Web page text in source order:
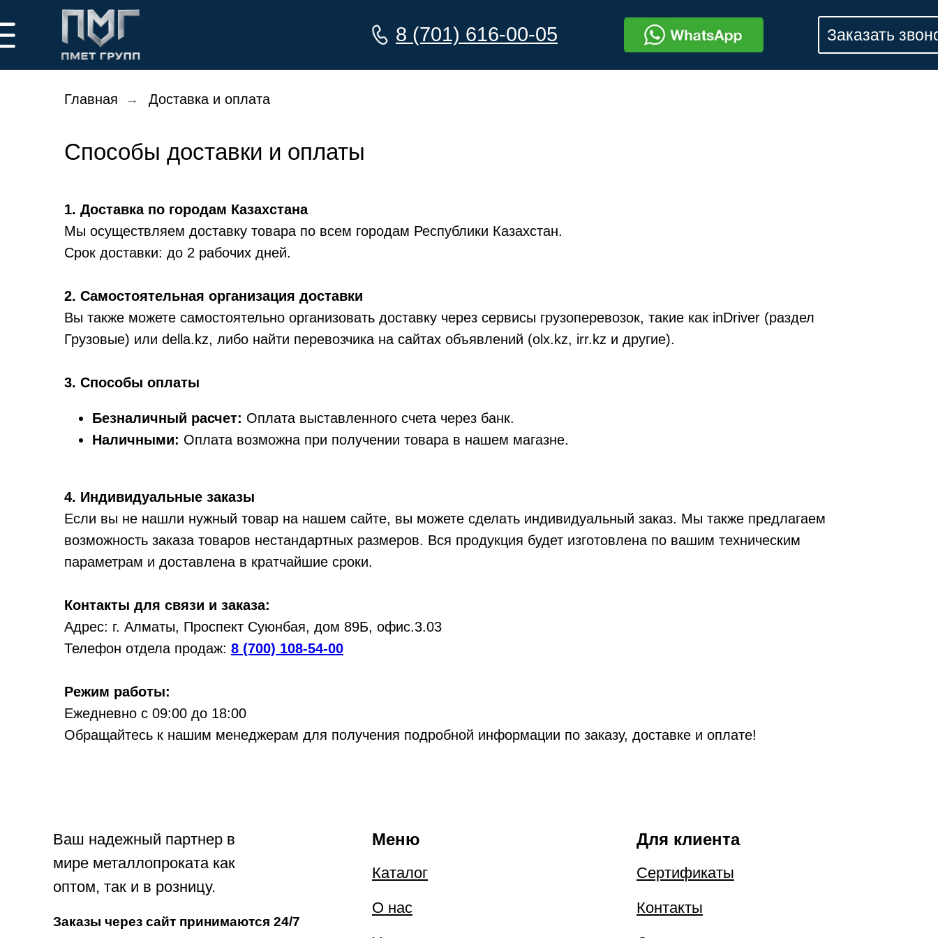
8 (701) 616-00-05 Заказать
Главная → Доставка и оплата
Способы доставки и оплаты
1. Доставка по городам Казахстана
Мы осуществляем доставку товара по всем городам Республики Казахстан.
Срок доставки: до 2 рабочих дней.
2. Самостоятельная организация доставки
Вы также можете самостоятельно организовать доставку через сервисы грузоперевозок, такие как inDriver (раздел
Грузовые) или della.kz, либо найти перевозчика на сайтах объявлений (olx.kz, irr.kz и другие).
3. Способы оплаты
Безналичный расчет: Оплата выставленного счета через банк.
Наличными: Оплата возможна при получении товара в нашем магазне.
4. Индивидуальные заказы
Если вы не нашли нужный товар на нашем сайте, вы можете сделать индивидуальный заказ. Мы также предлагаем
возможность заказа товаров нестандартных размеров. Вся продукция будет изготовлена по вашим техническим
параметрам и доставлена в кратчайшие сроки.
Контакты для связи и заказа:
Адрес: г. Алматы, Проспект Суюнбая, дом 89Б, офис.3.03
Телефон отдела продаж: 8 (700) 108-54-00
Режим работы:
Ежедневно с 09:00 до 18:00
Обращайтесь к нашим менеджерам для получения подробной информации по заказу, доставке и оплате!
Меню
Ваш надежный партнер в
мире металлопроката как
оптом, так и в розницу.
Каталог
О нас
Для клиента
Сертификаты
Контакты
Заказы через сайт принимаются 24/7